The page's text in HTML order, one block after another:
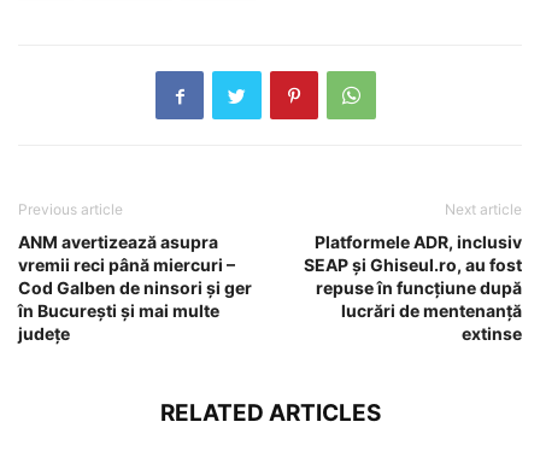
Previous article
ANM avertizează asupra
vremii reci până miercuri –
Cod Galben de ninsori și ger
în București și mai multe
județe
Next article
Platformele ADR, inclusiv
SEAP și Ghiseul.ro, au fost
repuse în funcțiune după
lucrări de mentenanță
extinse
RELATED ARTICLES